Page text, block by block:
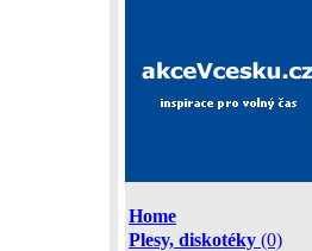
Home
Plesy, diskotéky (0)